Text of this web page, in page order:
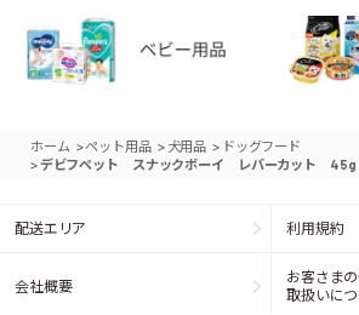
ホーム >ペット用品 > 犬用品 > ドッグフード
>デビフペット スナックボーイ レバーカット 45g
配送エリア 利用規約
会社概要
お客さま
取扱いに